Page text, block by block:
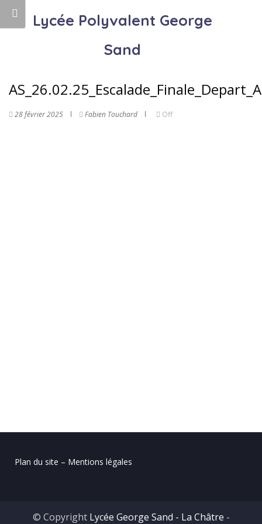
Lycée Polyvalent George
Sand
28 février 2025 Fabien Touchard Off
Plan du site – Mentions légales
© Copyright Lycée George Sand - La Châtre -